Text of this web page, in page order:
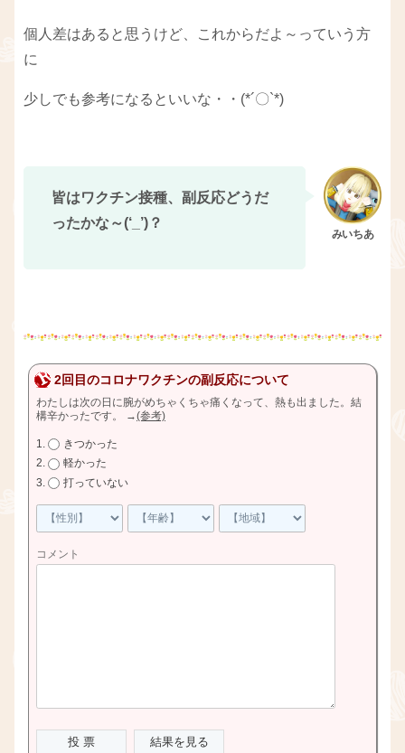
個人差はあると思うけど、これからだよ～っていう方
に
少しでも参考になるといいな・・(*´〇`*)
皆はワクチン接種、副反応どうだ
ったかな～(‘_’)？
2回目のコロナワクチンの副反応について
わたしは次の日に腕がめちゃくちゃ痛くなって、熱も出ました。結
構辛かったです。
→(参考)
きつかった
軽かった
打っていない
コメント